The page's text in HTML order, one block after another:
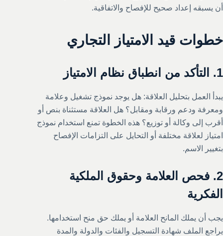
أن يسبقه إعداد صحيح للإفصاح والاتفاقية.
خطوات قيد الامتياز التجاري
1. التأكد من انطباق نظام الامتياز
يبدأ العمل بتحليل العلاقة: هل يوجد نموذج تشغيل وعلامة
ومعرفة ودعم ورقابة ومقابل؟ هل العلاقة مستثناة بنص أو
أقرب إلى وكالة أو توزيع؟ هذه الخطوة تمنع استخدام نموذج
امتياز لعلاقة مختلفة أو التحايل على التزامات الإفصاح
بتغيير الاسم.
2. فحص العلامة وحقوق الملكية
الفكرية
يجب أن يملك المانح العلامة أو يملك حق منح استخدامها.
يراجع الملف شهادة التسجيل والفئات والدولة والمدة